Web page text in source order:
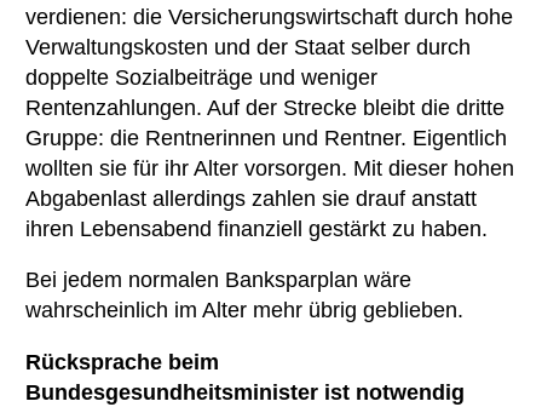
verdienen: die Versicherungswirtschaft durch hohe
Verwaltungskosten und der Staat selber durch
doppelte Sozialbeiträge und weniger
Rentenzahlungen. Auf der Strecke bleibt die dritte
Gruppe: die Rentnerinnen und Rentner. Eigentlich
wollten sie für ihr Alter vorsorgen. Mit dieser hohen
Abgabenlast allerdings zahlen sie drauf anstatt
ihren Lebensabend finanziell gestärkt zu haben.
Bei jedem normalen Banksparplan wäre
wahrscheinlich im Alter mehr übrig geblieben.
Rücksprache beim
Bundesgesundheitsminister ist notwendig